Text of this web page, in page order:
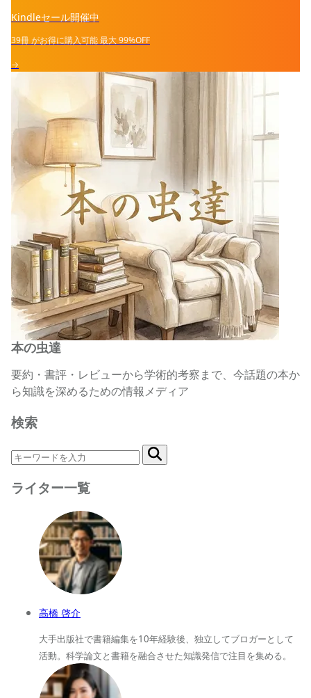
Kindleセール開催中
39冊がお得に購入可能最大99%OFF
→
本の虫達
要約・書評・レビューから学術的考察まで、今話題の本か
ら知識を深めるための情報メディア
検索
ライター一覧
高橋 啓介
大手出版社で書籍編集を10年経験後、独立してブロガーとして
活動。科学論文と書籍を融合させた知識発信で注目を集める。